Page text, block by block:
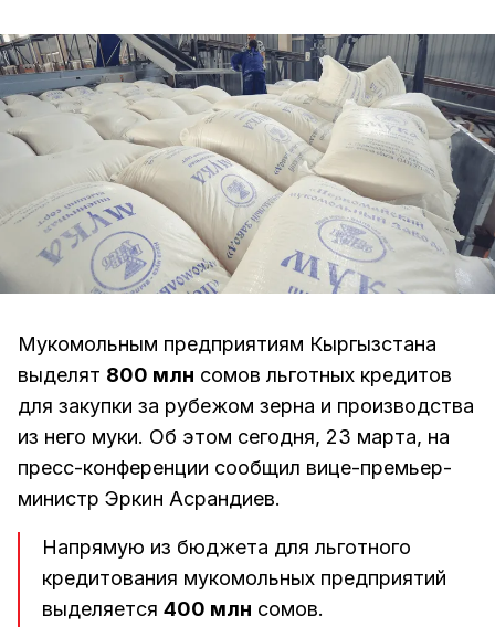
Мукомольным предприятиям Кыргызстана
выделят 800 млн сомов льготных кредитов
для закупки за рубежом зерна и производства
из него муки. Об этом сегодня, 23 марта, на
пресс-конференции сообщил вице-премьер-
министр Эркин Асрандиев.
Напрямую из бюджета для льготного
кредитования мукомольных предприятий
выделяется 400 млн сомов.